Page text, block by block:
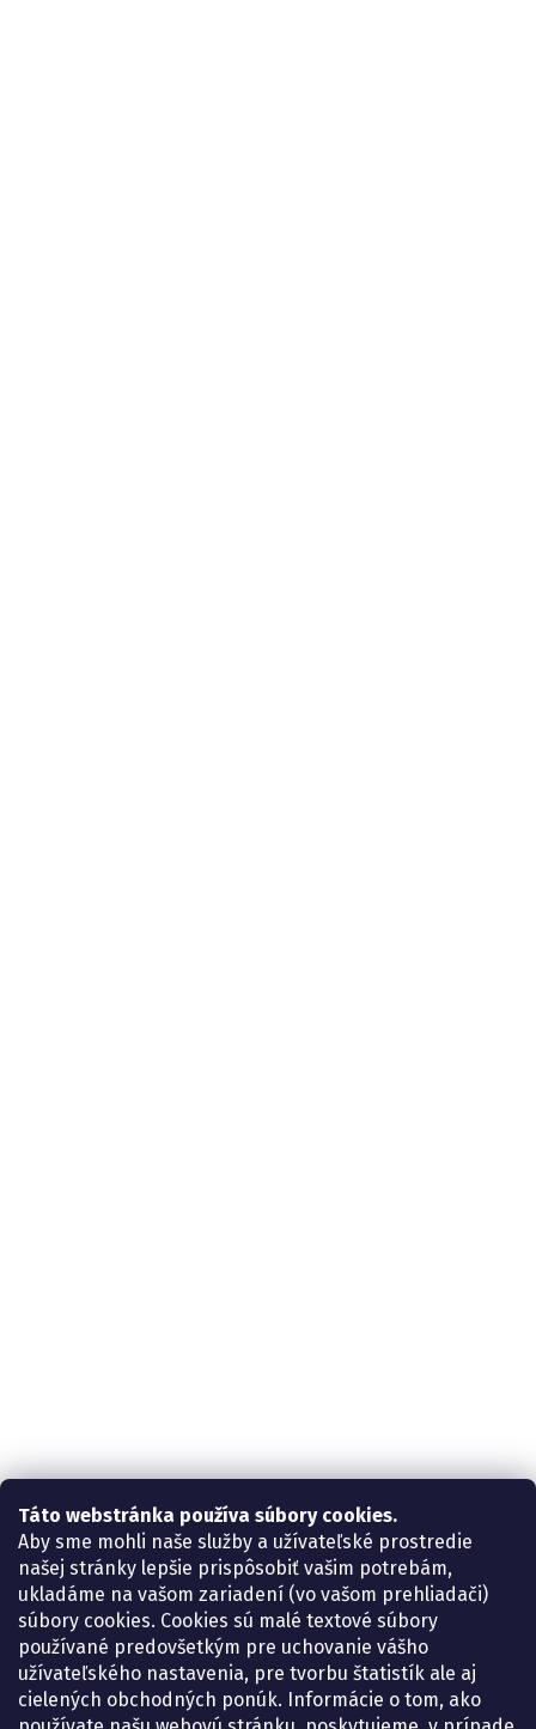
Táto webstránka používa súbory cookies.
Aby sme mohli naše služby a užívateľské prostredie
našej stránky lepšie prispôsobiť vašim potrebám,
ukladáme na vašom zariadení (vo vašom prehliadači)
súbory cookies. Cookies sú malé textové súbory
používané predovšetkým pre uchovanie vášho
užívateľského nastavenia, pre tvorbu štatistík ale aj
cielených obchodných ponúk. Informácie o tom, ako